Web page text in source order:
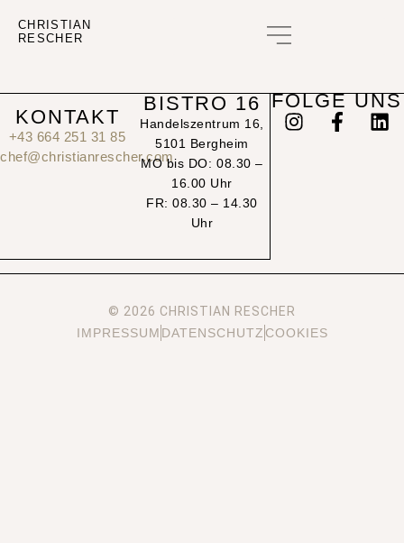
CHRISTIAN
RESCHER
KONTAKT
+43 664 251 31 85
chef@christianrescher.com
BISTRO 16
Handelszentrum 16,
5101 Bergheim
MO bis DO: 08.30 –
16.00 Uhr
FR: 08.30 – 14.30
Uhr
FOLGE UNS
© 2026 CHRISTIAN RESCHER
IMPRESSUM DATENSCHUTZ COOKIES